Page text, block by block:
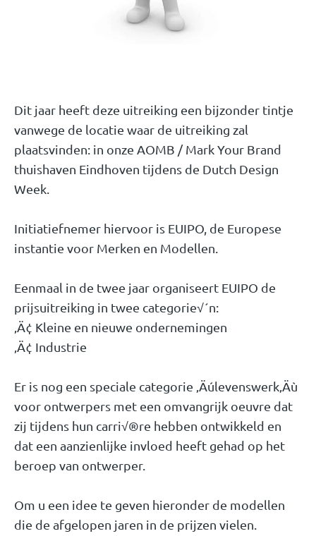
Dit jaar heeft deze uitreiking een bijzonder tintje
vanwege de locatie waar de uitreiking zal
plaatsvinden: in onze AOMB / Mark Your Brand
thuishaven Eindhoven tijdens de Dutch Design
Week.
Initiatiefnemer hiervoor is EUIPO, de Europese
instantie voor Merken en Modellen.
Eenmaal in de twee jaar organiseert EUIPO de
prijsuitreiking in twee categorie√´n:
‚Ä¢ Kleine en nieuwe ondernemingen
‚Ä¢ Industrie
Er is nog een speciale categorie ‚Äúlevenswerk‚Äù
voor ontwerpers met een omvangrijk oeuvre dat
zij tijdens hun carri√®re hebben ontwikkeld en
dat een aanzienlijke invloed heeft gehad op het
beroep van ontwerper.
Om u een idee te geven hieronder de modellen
die de afgelopen jaren in de prijzen vielen.